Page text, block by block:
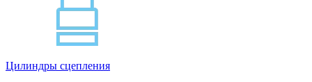
Цилиндры сцепления